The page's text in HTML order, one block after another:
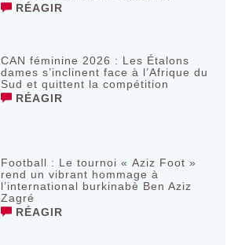
RÉAGIR
CAN féminine 2026 : Les Étalons
dames s’inclinent face à l’Afrique du
Sud et quittent la compétition
RÉAGIR
Football : Le tournoi « Aziz Foot »
rend un vibrant hommage à
l’international burkinabè Ben Aziz
Zagré
RÉAGIR